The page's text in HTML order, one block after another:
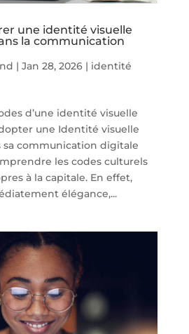
une identité visuelle
la communication
| Jan 28, 2026| identité
d’une identité visuelle
une Identité visuelle
sa communication digitale
les codes culturels
à la capitale. En effet,
élégance,...